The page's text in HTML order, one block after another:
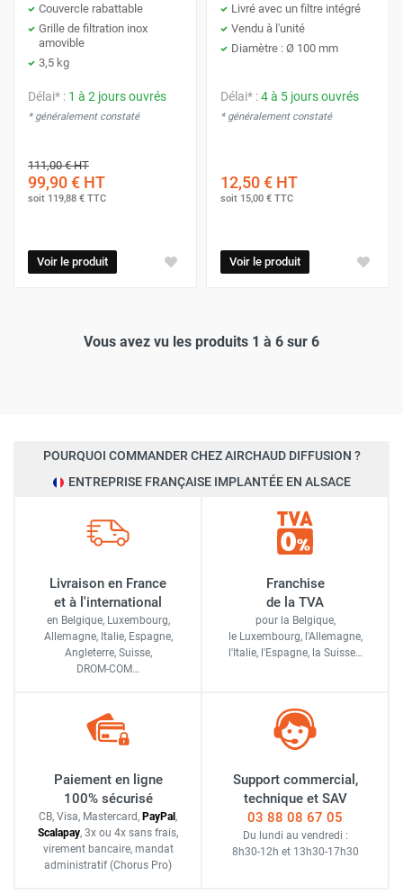
Couvercle rabattable
Grille de filtration inox
amovible
3,5 kg
Délai* : 1 à 2 jours ouvrés
* généralement constaté
111,00 €HT
99,90 € HT
soit 119,88 € TTC
Voir le produit
Livré avec un filtre intégré
Vendu à l'unité
Diamètre : Ø 100 mm
Délai* :4 à 5 jours ouvrés
* généralement constaté
12,50 € HT
soit 15,00 € TTC
Voir le produit
Vous avez vu les produits 1 à 6 sur 6
POURQUOI COMMANDER CHEZ AIRCHAUD DIFFUSION ?
ENTREPRISE FRANÇAISE IMPLANTÉE EN ALSACE
Livraison en France
et à l'international
en Belgique, Luxembourg,
Allemagne, Italie, Espagne,
Angleterre, Suisse,
DROM-COM…
Franchise
de la TVA
pour la Belgique,
le Luxembourg, l'Allemagne,
l'Italie, l'Espagne, la Suisse…
Paiement en ligne
100% sécurisé
CB, Visa, Mastercard, PayPal ,
Scalapay, 3x ou 4x sans frais,
virement bancaire, mandat
administratif (Chorus Pro)
Support commercial,
technique et SAV
03 88 08 67 05
Du lundi au vendredi :
8h30-12h et 13h30-17h30